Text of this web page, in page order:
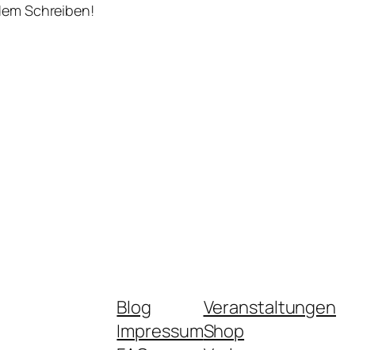
Schreiben!
Blog
Impressum
Veranstaltungen
Shop